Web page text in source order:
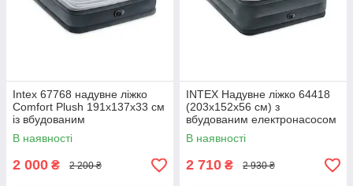
Intex 67768 надувне ліжко
Comfort Plush 191x137x33 см
із вбудованим
електронасосом
В наявності
2 000 ₴ 2 200 ₴
INTEX Надувне ліжко 64418
(203х152x56 см) з
вбудованим електронасосом
В наявності
2 710 ₴ 2 930 ₴